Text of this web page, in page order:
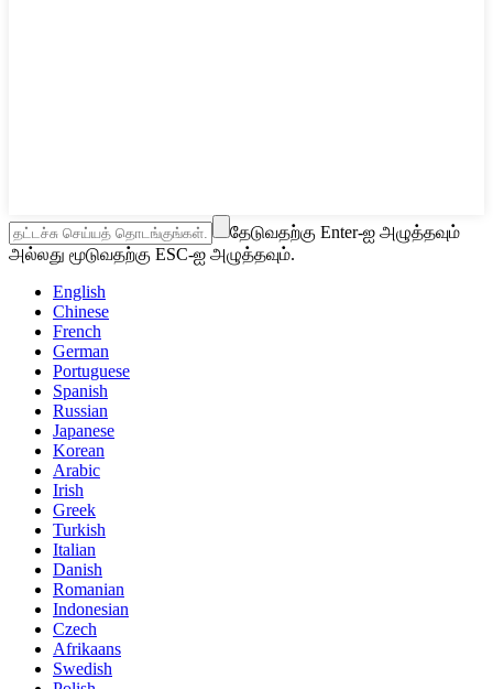
தேடுவதற்கு Enter-ஐ அழுத்தவும்
அல்லது மூடுவதற்கு ESC-ஐ அழுத்தவும்.
English
Chinese
French
German
Portuguese
Spanish
Russian
Japanese
Korean
Arabic
Irish
Greek
Turkish
Italian
Danish
Romanian
Indonesian
Czech
Afrikaans
Swedish